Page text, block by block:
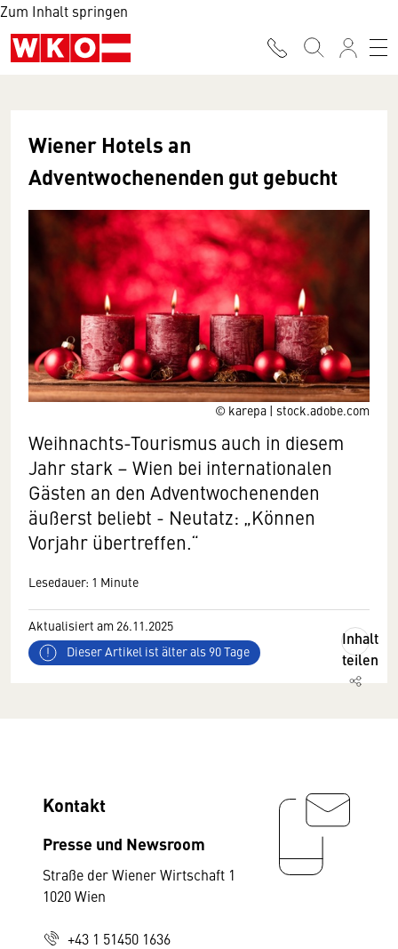
Zum Inhalt springen
© karepa | stock.adobe.com
Wiener Hotels an
Adventwochenenden gut gebucht
Weihnachts-Tourismus auch in diesem
Jahr stark – Wien bei internationalen
Gästen an den Adventwochenenden
äußerst beliebt - Neutatz: „Können
Vorjahr übertreffen.“
Lesedauer: 1 Minute
Aktualisiert am 26.11.2025
Dieser Artikel ist älter als 90 Tage
Inhalt
teilen
Kontakt
Presse und Newsroom
Straße der Wiener Wirtschaft 1
1020 Wien
+43 1 51450 1636